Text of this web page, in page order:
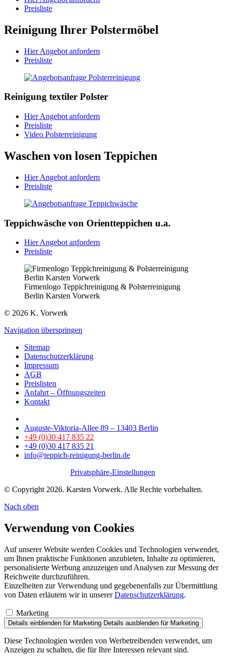
Preisliste
Reinigung Ihrer Polstermöbel
Hier Angebot anfordern
Preisliste
Reinigung textiler Polster
Hier Angebot anfordern
Preisliste
Video Polsterreinigung
Waschen von losen Teppichen
Hier Angebot anfordern
Preisliste
Teppichwäsche von Orientteppichen u.a.
Hier Angebot anfordern
Preisliste
Firmenlogo Teppichreinigung & Polsterreinigung
Berlin Karsten Vorwerk
© 2026 K. Vorwerk
Navigation überspringen
Sitemap
Datenschutzerklärung
Impressum
AGB
Preislisten
Anfahrt – Öffnungszeiten
Kontakt
Auguste-Viktoria-Allee 89 – 13403 Berlin
+49 (0)30 417 835 22
+49 (0)30 417 835 21
info@teppich-reinigung-berlin.de
Privatsphäre-Einstellungen
© Copyright 2026. Karsten Vorwerk. Alle Rechte vorbehalten.
Nach oben
Verwendung von Cookies
Auf unserer Website werden Cookies und Technologien verwendet,
um Ihnen praktische Funktionen anzubieten, Inhalte zu optimieren,
personalisierte Werbung anzuzeigen und Analysen zur Messung der
Reichweite durchzuführen.
Einzelheiten zur Verwendung und gegebenenfalls zur Übermittlung
von Daten erläutern wir in unsererDatenschutzerklärung.
Marketing
Details einblenden für Marketing Details ausblenden für Marketing
Diese Technologien werden von Werbetreibenden verwendet, um
Anzeigen zu schalten, die für Ihre Interessen relevant sind.